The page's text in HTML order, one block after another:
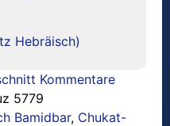
Hebräisch)
Kommentare
5779
Bamidbar, Chukat-